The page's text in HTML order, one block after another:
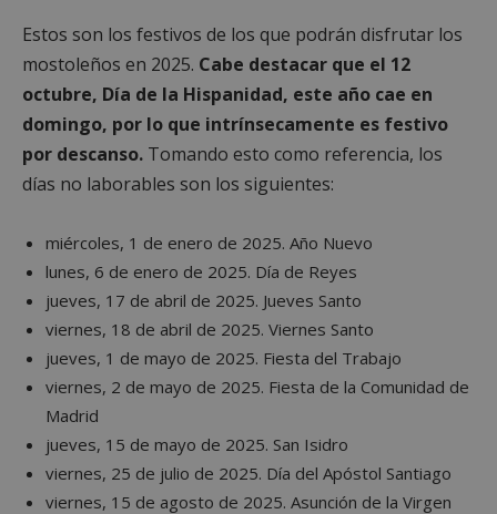
Estos son los festivos de los que podrán disfrutar los
mostoleños en 2025. Cabe destacar que el 12
octubre, Día de la Hispanidad, este año cae en
domingo, por lo que intrínsecamente es festivo
por descanso. Tomando esto como referencia, los
días no laborables son los siguientes:
miércoles, 1 de enero de 2025. Año Nuevo
lunes, 6 de enero de 2025. Día de Reyes
jueves, 17 de abril de 2025. Jueves Santo
viernes, 18 de abril de 2025. Viernes Santo
jueves, 1 de mayo de 2025. Fiesta del Trabajo
viernes, 2 de mayo de 2025. Fiesta de la Comunidad de
Madrid
jueves, 15 de mayo de 2025. San Isidro
viernes, 25 de julio de 2025. Día del Apóstol Santiago
viernes, 15 de agosto de 2025. Asunción de la Virgen